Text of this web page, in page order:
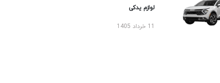
لوازم یدکی